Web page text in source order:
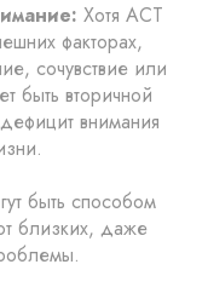
Хотя ACT
факторах,
сочувствие или
быть вторичной
внимания
быть способом
близких, даже